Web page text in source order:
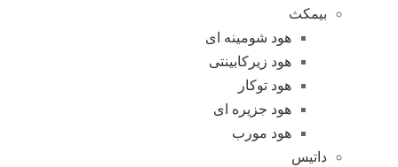
بیمکث
هود شومینه ای
هود زیرکابینتی
هود توکار
هود جزیره ای
هود مورب
داتیس